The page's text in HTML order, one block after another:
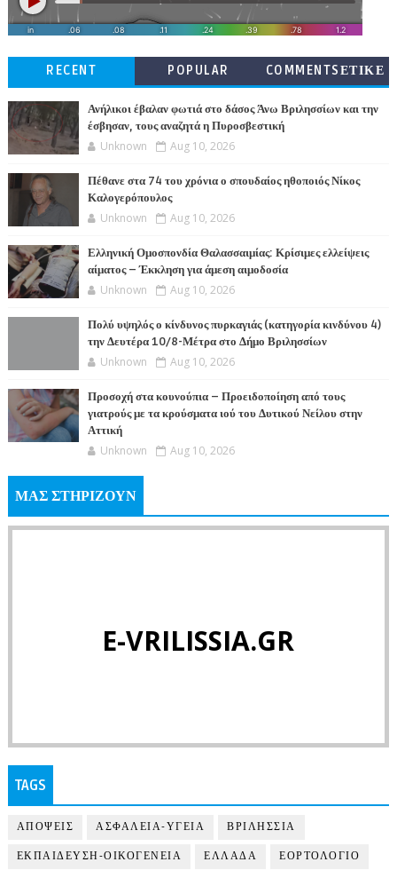
RECENT POPULAR
COMMENTSΕΤΙΚΕ
Ανήλικοι έβαλαν φωτιά στο δάσος Άνω Βριλησσίων και την
έσβησαν, τους αναζητά η Πυροσβεστική
Unknown Aug 10, 2026
Πέθανε στα 74 του χρόνια ο σπουδαίος ηθοποιός Νίκος
Καλογερόπουλος
Unknown Aug 10, 2026
Ελληνική Ομοσπονδία Θαλασσαιμίας: Κρίσιμες ελλείψεις
αίματος – Έκκληση για άμεση αιμοδοσία
Unknown Aug 10, 2026
Πολύ υψηλός ο κίνδυνος πυρκαγιάς (κατηγορία κινδύνου 4)
την Δευτέρα 10/8-Μέτρα στο Δήμο Βριλησσίων
Unknown Aug 10, 2026
Προσοχή στα κουνούπια – Προειδοποίηση από τους
γιατρούς με τα κρούσματα ιού του Δυτικού Νείλου στην
Αττική
Unknown Aug 10, 2026
ΜΑΣ ΣΤΗΡΙΖΟΥΝ
E-VRILISSIA.GR
TAGS
ΑΠΟΨΕΙΣ ΑΣΦΑΛΕΙΑ-ΥΓΕΙΑ ΒΡΙΛΗΣΣΙΑ
ΕΚΠΑΙΔΕΥΣΗ-ΟΙΚΟΓΕΝΕΙΑ ΕΛΛΑΔΑ ΕΟΡΤΟΛΟΓΙΟ